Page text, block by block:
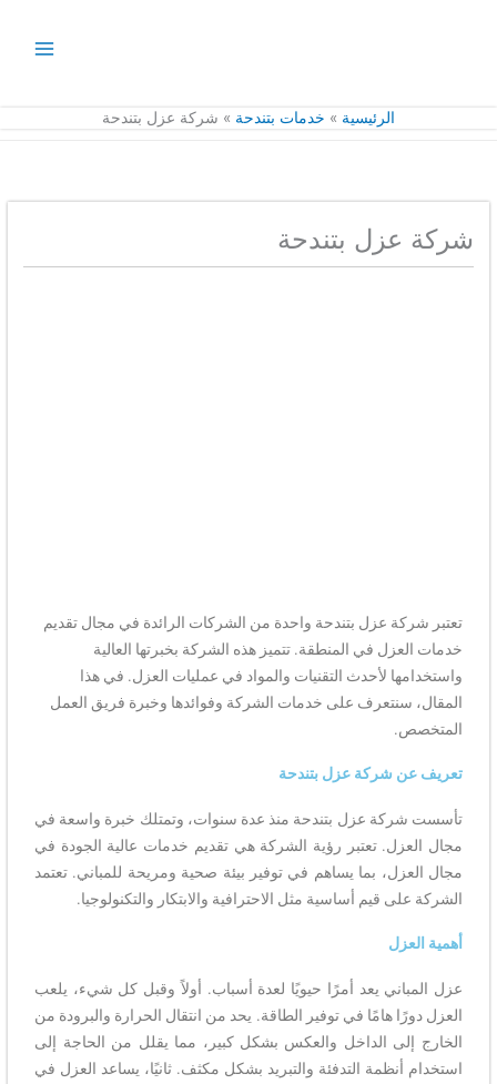
الرئيسية خدمات بتندحة شركة عزل بتندحة
شركة عزل بتندحة
تعتبر شركة عزل بتندحة واحدة من الشركات الرائدة في مجال تقديم
خدمات العزل في المنطقة. تتميز هذه الشركة بخبرتها العالية
واستخدامها لأحدث التقنيات والمواد في عمليات العزل. في هذا
المقال، سنتعرف على خدمات الشركة وفوائدها وخبرة فريق العمل
المتخصص.
تعريف عن شركة عزل بتندحة
تأسست شركة عزل بتندحة منذ عدة سنوات، وتمتلك خبرة واسعة في
مجال العزل. تعتبر رؤية الشركة هي تقديم خدمات عالية الجودة في
مجال العزل، بما يساهم في توفير بيئة صحية ومريحة للمباني. تعتمد
الشركة على قيم أساسية مثل الاحترافية والابتكار والتكنولوجيا.
أهمية العزل
عزل المباني يعد أمرًا حيويًا لعدة أسباب. أولاً وقبل كل شيء، يلعب
العزل دورًا هامًا في توفير الطاقة. يحد من انتقال الحرارة والبرودة من
الخارج إلى الداخل والعكس بشكل كبير، مما يقلل من الحاجة إلى
استخدام أنظمة التدفئة والتبريد بشكل مكثف. ثانيًا، يساعد العزل في